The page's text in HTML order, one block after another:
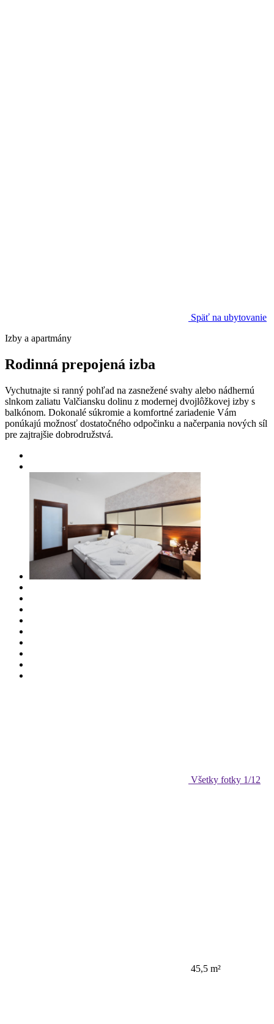
Späť na ubytovanie
Izby a apartmány
Rodinná prepojená izba
Vychutnajte si ranný pohľad na zasnežené svahy alebo nádhernú
slnkom zaliatu Valčiansku dolinu z modernej dvojlôžkovej izby s
balkónom. Dokonalé súkromie a komfortné zariadenie Vám
ponúkajú možnosť dostatočného odpočinku a načerpania nových síl
pre zajtrajšie dobrodružstvá.
Všetky fotky 1/12
45,5 m²